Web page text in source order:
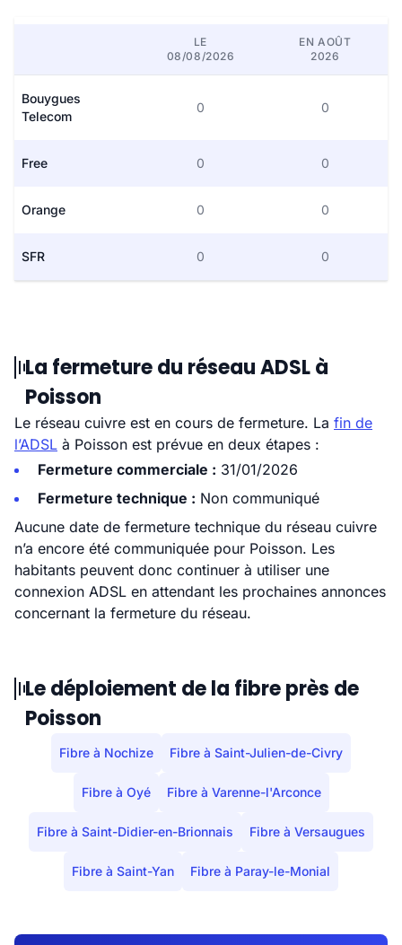
LE
08/08/2026
EN AOÛT
2026
Bouygues
Telecom
0 0
Free 0 0
Orange 0 0
SFR 0 0
La fermeture du réseau ADSL à
Poisson
Le réseau cuivre est en cours de fermeture. La fin de
l’ADSL à Poisson est prévue en deux étapes :
Fermeture commerciale : 31/01/2026
Fermeture technique : Non communiqué
Aucune date de fermeture technique du réseau cuivre
n’a encore été communiquée pour Poisson. Les
habitants peuvent donc continuer à utiliser une
connexion ADSL en attendant les prochaines annonces
concernant la fermeture du réseau.
Le déploiement de la fibre près de
Poisson
Fibre à Nochize Fibre à Saint-Julien-de-Civry
Fibre à Oyé Fibre à Varenne-l'Arconce
Fibre à Saint-Didier-en-Brionnais Fibre à Versaugues
Fibre à Saint-Yan Fibre à Paray-le-Monial